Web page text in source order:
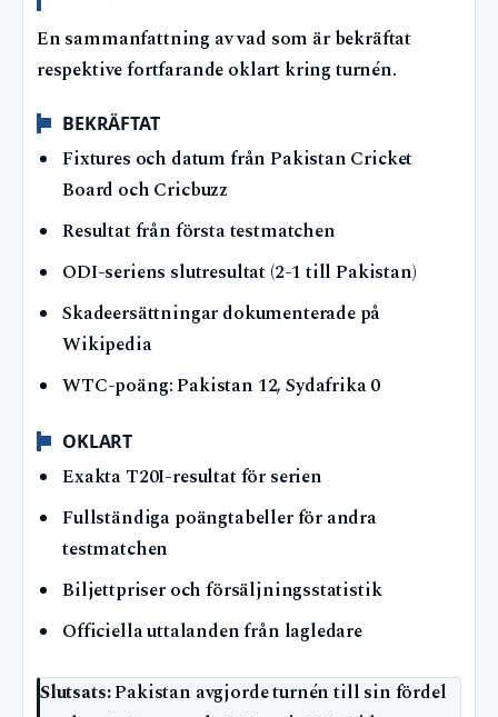
En sammanfattning av vad som är bekräftat
respektive fortfarande oklart kring turnén.
BEKRÄFTAT
Fixtures och datum från Pakistan Cricket
Board och Cricbuzz
Resultat från första testmatchen
ODI-seriens slutresultat (2-1 till Pakistan)
Skadeersättningar dokumenterade på
Wikipedia
WTC-poäng: Pakistan 12, Sydafrika 0
OKLART
Exakta T20I-resultat för serien
Fullständiga poängtabeller för andra
testmatchen
Biljettpriser och försäljningsstatistik
Officiella uttalanden från lagledare
Slutsats:Pakistan avgjorde turnén till sin fördel